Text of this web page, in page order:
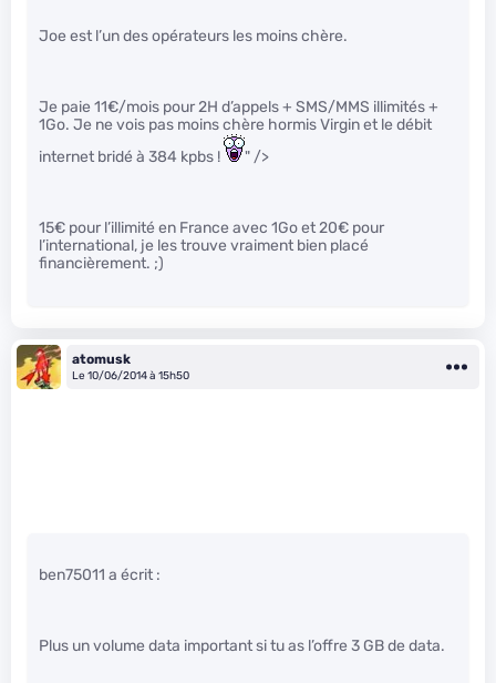
Joe est l’un des opérateurs les moins chère.
Je paie 11€/mois pour 2H d’appels + SMS/MMS illimités +
1Go. Je ne vois pas moins chère hormis Virgin et le débit
internet bridé à 384 kpbs !
" />
15€ pour l’illimité en France avec 1Go et 20€ pour
l’international, je les trouve vraiment bien placé
financièrement. ;)
atomusk
Le 10/06/2014 à 15h50
ben75011 a écrit :
Plus un volume data important si tu as l’offre 3 GB de data.